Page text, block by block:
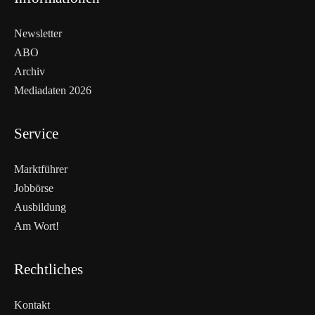
Newsletter
ABO
Archiv
Mediadaten 2026
Service
Marktführer
Jobbörse
Ausbildung
Am Wort!
Rechtliches
Kontakt